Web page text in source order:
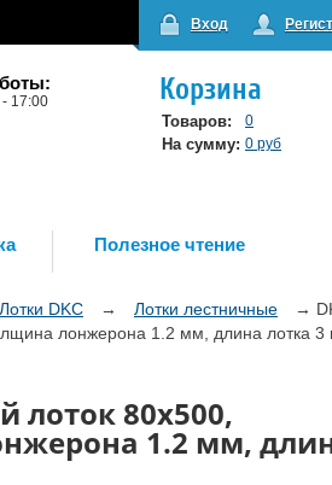
Вход
17:00 Корзина
Товаров: 0
На сумму: 0 руб
Полезное чтение
Лотки DKC → Лотки лестничные →
лонжерона 1.2 мм, длина лотка 3
лоток 80х500,
1.2 мм,